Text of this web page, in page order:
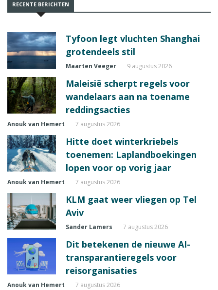
RECENTE BERICHTEN
Tyfoon legt vluchten Shanghai
grotendeels stil
Maarten Veeger 9 augustus 2026
Maleisië scherpt regels voor
wandelaars aan na toename
reddingsacties
Anouk van Hemert 7 augustus 2026
Hitte doet winterkriebels
toenemen: Laplandboekingen
lopen voor op vorig jaar
Anouk van Hemert 7 augustus 2026
KLM gaat weer vliegen op Tel
Aviv
Sander Lamers 7 augustus 2026
Dit betekenen de nieuwe AI-
transparantieregels voor
reisorganisaties
Anouk van Hemert 7 augustus 2026